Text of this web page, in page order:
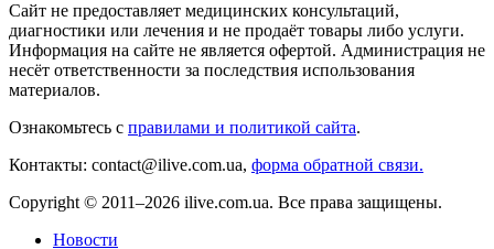
Сайт не предоставляет медицинских консультаций,
диагностики или лечения и не продаёт товары либо услуги.
Информация на сайте не является офертой. Администрация не
несёт ответственности за последствия использования
материалов.
Ознакомьтесь с правилами и политикой сайта.
Контакты: contact@ilive.com.ua, форма обратной связи.
Copyright © 2011–2026 ilive.com.ua. Все права защищены.
Новости